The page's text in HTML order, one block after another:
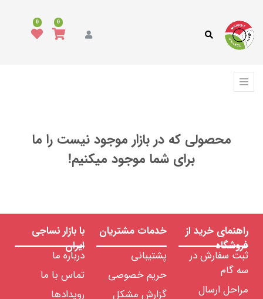
0
0
محصولی که در بازار موجود نیست را ما
برای شما موجود میکنیم!
محصولات
فرش،
کفپوش
نساجی
تجهیزات
نساجی
راهنمای خرید از
فروشگاه
ثبت سفارش در
سه گام
مراحل ارسال
خدمات مشتریان
پشتیبانی
حریم خصوصی
گزارش مشکل
با بازار نساجی
ایران
درباره ما
تماس با ما
رویدادها